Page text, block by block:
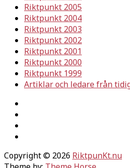
Riktpunkt 2005
Riktpunkt 2004
Riktpunkt 2003
Riktpunkt 2002
Riktpunkt 2001
Riktpunkt 2000
Riktpunkt 1999
Artiklar och ledare från
Copyright © 2026 RiktpunKt.nu